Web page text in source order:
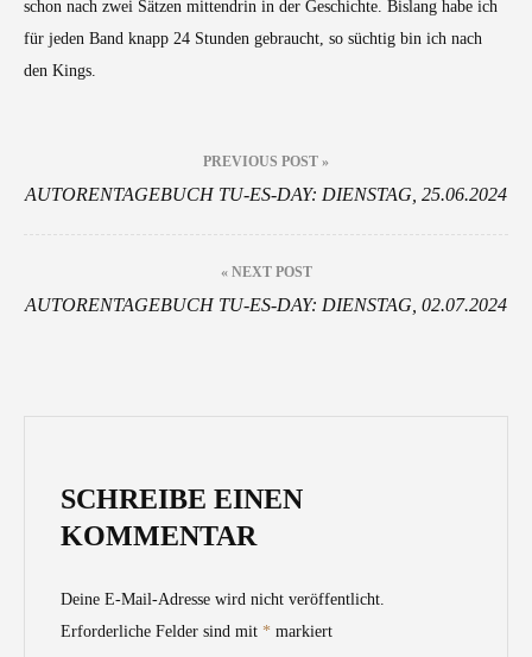
schon nach zwei Sätzen mittendrin in der Geschichte. Bislang habe ich
für jeden Band knapp 24 Stunden gebraucht, so süchtig bin ich nach
den Kings.
PREVIOUS POST »
AUTORENTAGEBUCH TU-ES-DAY: DIENSTAG, 25.06.2024
« NEXT POST
AUTORENTAGEBUCH TU-ES-DAY: DIENSTAG, 02.07.2024
SCHREIBE EINEN
KOMMENTAR
Deine E-Mail-Adresse wird nicht veröffentlicht.
Erforderliche Felder sind mit * markiert